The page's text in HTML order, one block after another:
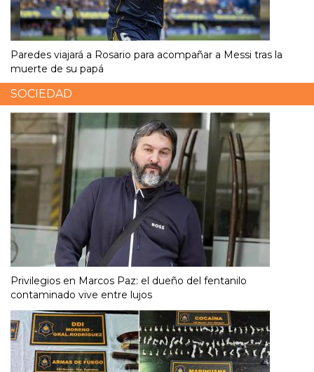
Paredes viajará a Rosario para acompañar a Messi tras la
muerte de su papá
SOCIEDAD
Privilegios en Marcos Paz: el dueño del fentanilo
contaminado vive entre lujos